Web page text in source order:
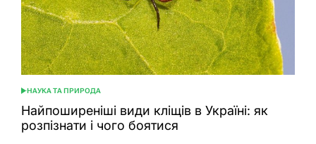
ОПУБЛІКУВАТИ
У
НАУКА ТА ПРИРОДА
Найпоширеніші види кліщів в Україні: як
розпізнати і чого боятися